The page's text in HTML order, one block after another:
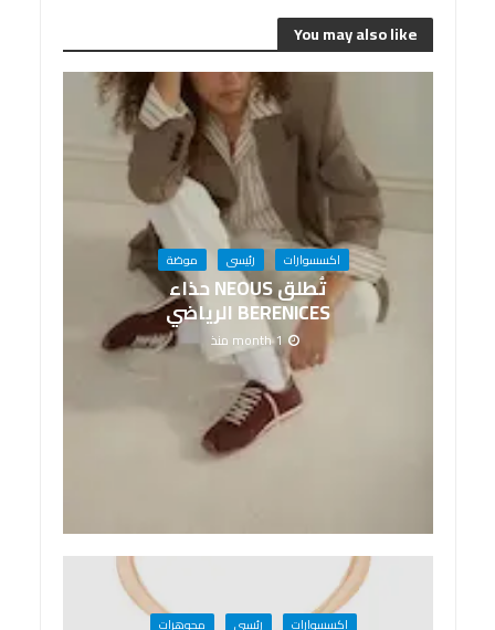
You may also like
اكسسوارات رئيسى موضة
تُطلق NEOUS حذاء
BERENICES الرياضي
1 month منذ
اكسسوارات رئيسى مجوهرات